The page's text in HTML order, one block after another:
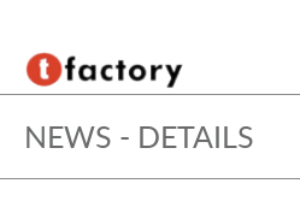
NEWS - DETAILS